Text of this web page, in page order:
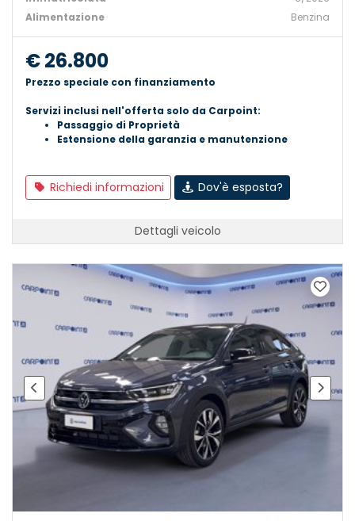
Alimentazione
Benzina
€ 26.800
Prezzo speciale con finanziamento
Servizi inclusi nell'offerta solo da Carpoint:
Passaggio di Proprietà
Estensione della garanzia e manutenzione
Richiedi informazioni Dov'è esposta?
Dettagli veicolo